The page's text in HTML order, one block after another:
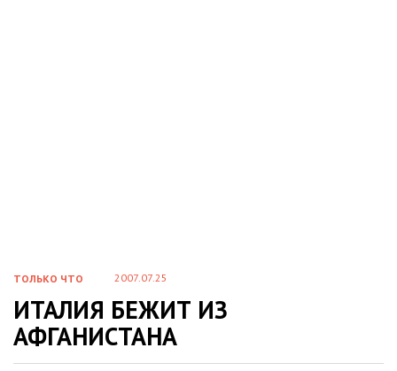
ТОЛЬКО ЧТО 2007.07.25
ИТАЛИЯ БЕЖИТ ИЗ
АФГАНИСТАНА